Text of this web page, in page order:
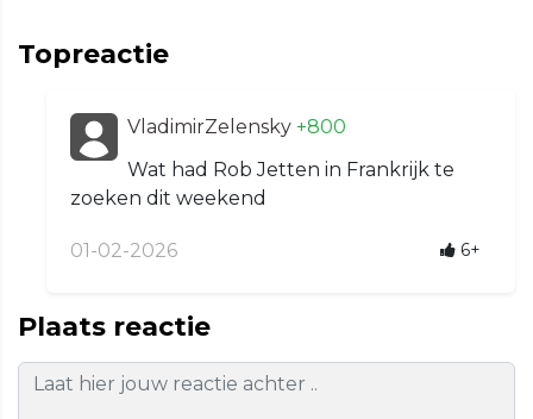
Topreactie
VladimirZelensky +800
Wat had Rob Jetten in Frankrijk te
zoeken dit weekend
01-02-2026 6+
Plaats reactie